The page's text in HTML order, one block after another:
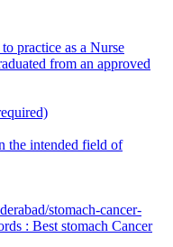
practice as a Nurse
from an approved
the intended field of
stomach-cancer-
: Best stomach Cancer